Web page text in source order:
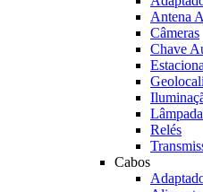
Antena
Câmeras
Chave
Relés
Cabos